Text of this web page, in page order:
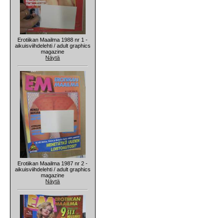
Erotiikan Maailma 1988 nr 1 -
aikuisviihdelehti / adult graphics
magazine
Näytä
Erotiikan Maailma 1987 nr 2 -
aikuisviihdelehti / adult graphics
magazine
Näytä